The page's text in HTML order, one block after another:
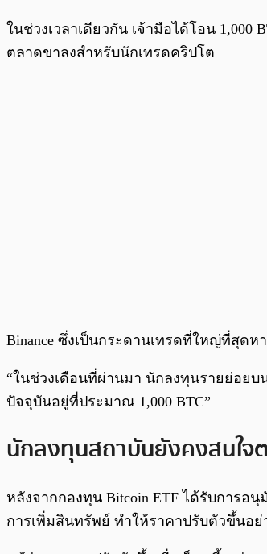
ในช่วงเวลาเดียวกัน เจ้ามือได้โอน
ตลาดขาลงสำหรับนักเทรดคริปโต
Binance ซึ่งเป็นกระดานเทรดที่ใหญ่ที่สุด
“ในช่วงเดือนที่ผ่านมา นักลงทุนรายย่อยบน
ปัจจุบันอยู่ที่ประมาณ 1,000 BTC”
นักลงทุนสถาบันยังคงสนใจ
หลังจากกองทุน Bitcoin ETF ได้รับการอ
การเพิ่มสินทรัพย์ ทำให้ราคาปรับตัวขึ้นอย่